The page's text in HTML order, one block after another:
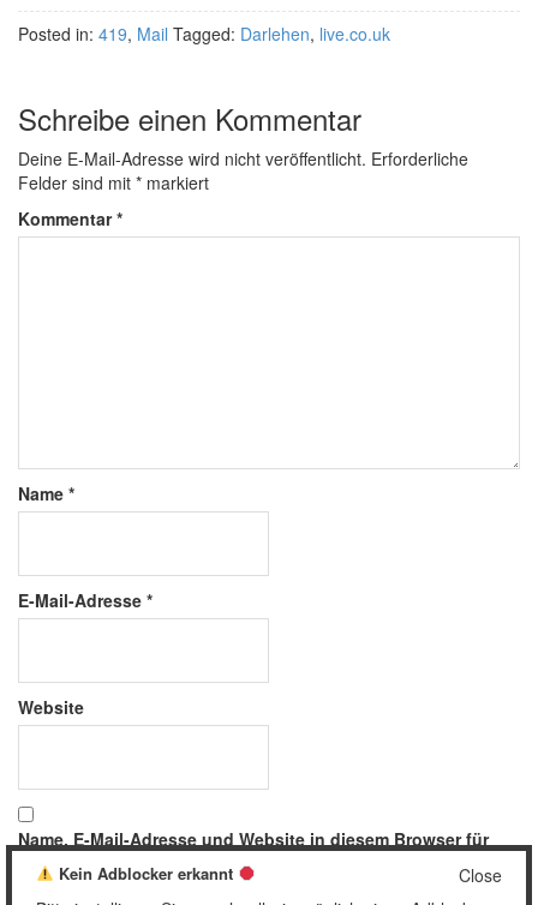
Posted in: 419, Mail Tagged: Darlehen, live.co.uk
Schreibe einen Kommentar
Deine E-Mail-Adresse wird nicht veröffentlicht. Erforderliche
Felder sind mit * markiert
Kommentar*
Name *
E-Mail-Adresse *
Website
Name, E-Mail-Adresse und Website in diesem Browser für
meinen nächsten Kommentar speichern.
Close
Kein Adblocker erkannt